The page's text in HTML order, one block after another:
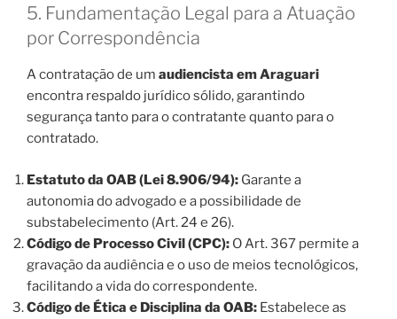
5. Fundamentação Legal para a Atuação
por Correspondência
A contratação de um audiencista em Araguari
encontra respaldo jurídico sólido, garantindo
segurança tanto para o contratante quanto para o
contratado.
Estatuto da OAB (Lei 8.906/94): Garante a
autonomia do advogado e a possibilidade de
substabelecimento (Art. 24 e 26).
Código de Processo Civil (CPC): O Art. 367 permite a
gravação da audiência e o uso de meios tecnológicos,
facilitando a vida do correspondente.
Código de Ética e Disciplina da OAB: Estabelece as